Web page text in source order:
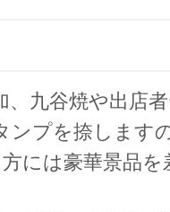
、九谷焼や出店
ンプを捺します
には豪華景品